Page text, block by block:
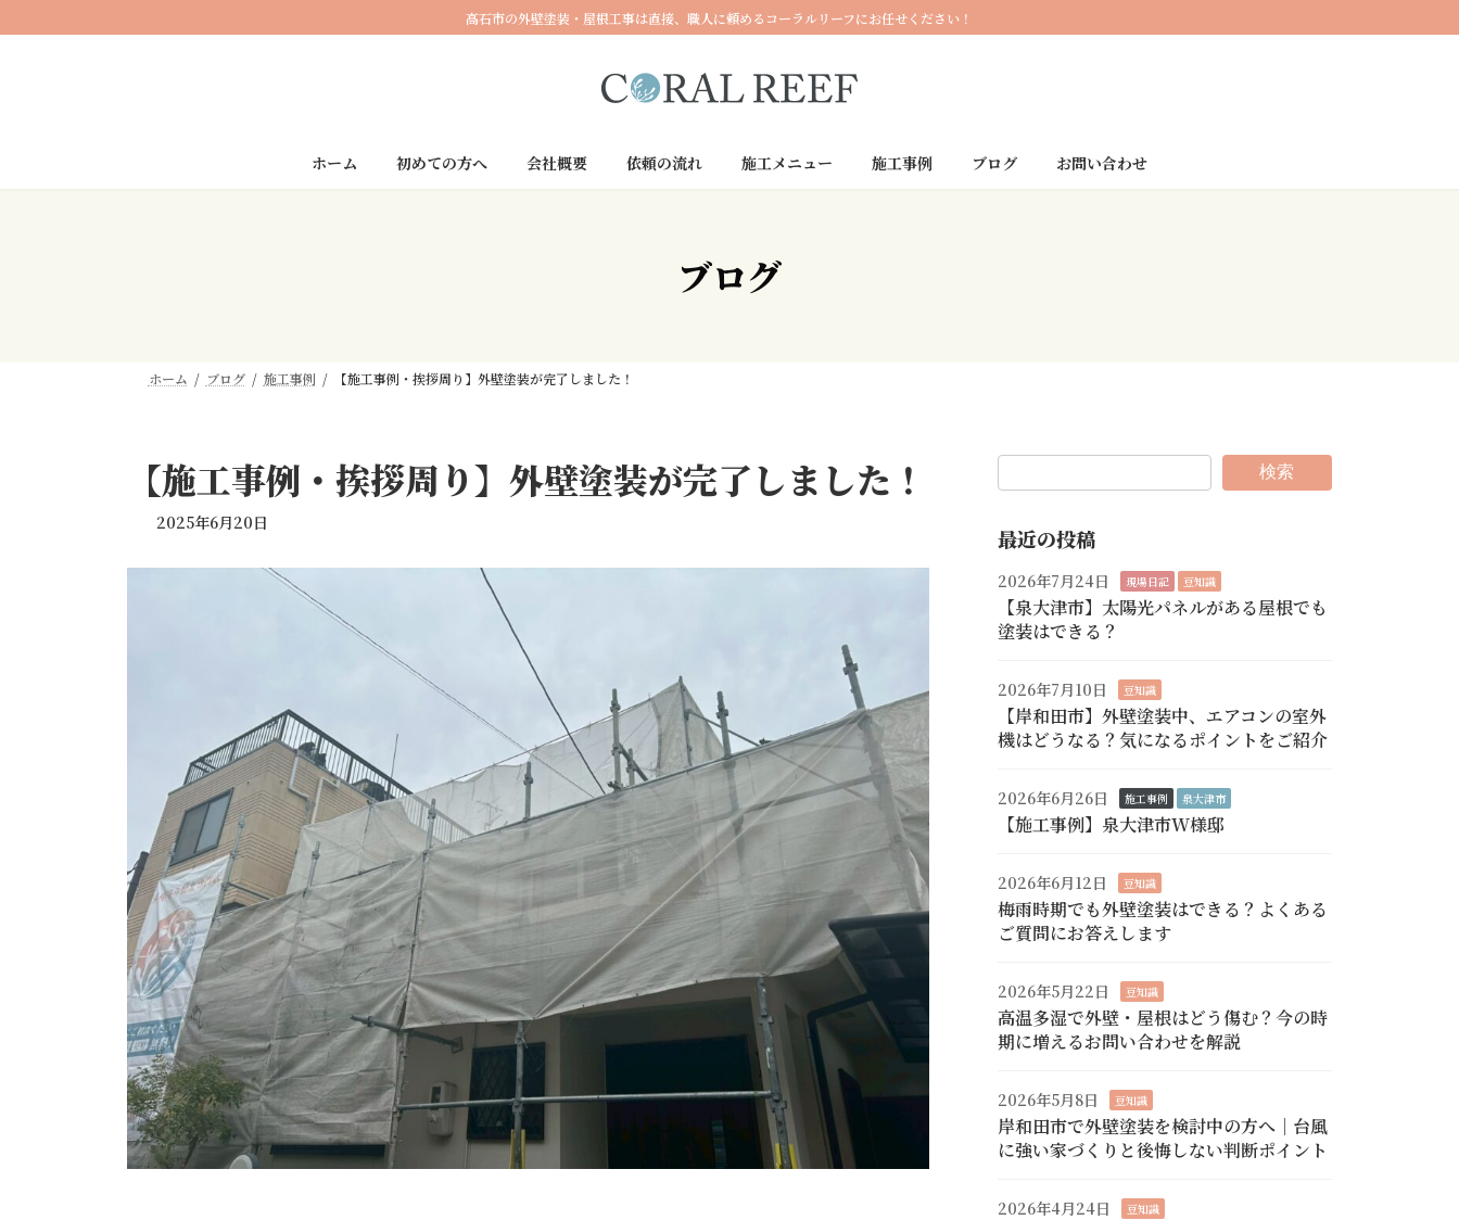
ン
キ
ビ
に
高石市の外壁塗装・屋根工事は直接、職人に頼めるコーラルリーフにお任せください！
ホーム 初めての方へ 会社概要 依頼の流れ 施工メニュー 施工事例 ブログ お問い合わせ
ブログ
ホーム ブログ 施工事例 【施工事例・挨拶周り】外壁塗装が完了しました！
【施工事例・挨拶周り】外壁塗装が完了しました！
2025年6月20日
検索
最近の投稿
2026年7月24日 現場日記 豆知識
【泉大津市】太陽光パネルがある屋根でも
塗装はできる？
2026年7月10日 豆知識
【岸和田市】外壁塗装中、エアコンの室外
機はどうなる？気になるポイントをご紹介
2026年6月26日 施工事例 泉大津市
【施工事例】泉大津市W様邸
2026年6月12日 豆知識
梅雨時期でも外壁塗装はできる？よくある
ご質問にお答えします
2026年5月22日 豆知識
高温多湿で外壁・屋根はどう傷む？今の時
期に増えるお問い合わせを解説
2026年5月8日 豆知識
岸和田市で外壁塗装を検討中の方へ｜台風
に強い家づくりと後悔しない判断ポイント
2026年4月24日 豆知識